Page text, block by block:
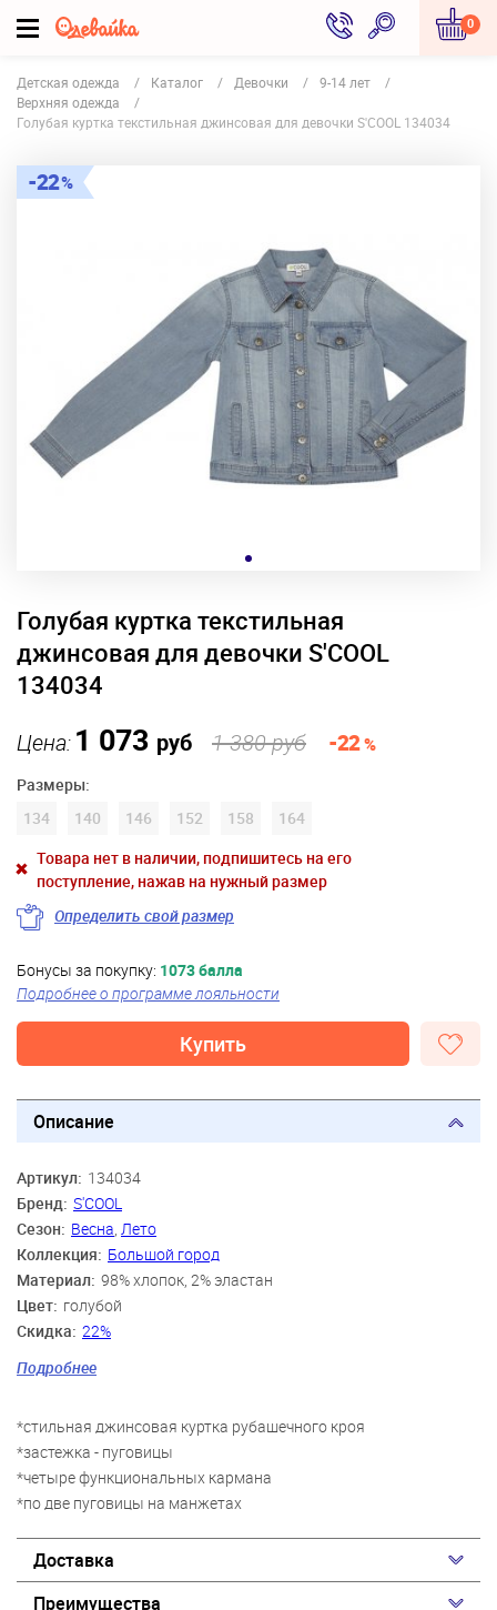
0
Детская одежда Каталог Девочки
9-14 лет
Верхняя одежда
Голубая куртка текстильная джинсовая для девочки S'COOL 134034
22
Голубая куртка текстильная
джинсовая для девочки S'COOL
134034
Цена:1 073 руб 1 380 руб -22%
Размеры:
134
140 146 152 158
164
Товара нет в наличии, подпишитесь на его
поступление, нажав на нужный размер
Определить свой размер
Бонусы за покупку: 1073 балла
Подробнее о программе лояльности
Купить
Описание
Артикул: 134034
Бренд: S'COOL
Сезон: Весна, Лето
Коллекция: Большой город
Материал: 98% хлопок, 2% эластан
Цвет: голубой
Скидка: 22%
Девочки
Возраст: 9 лет, 10 лет, 11 лет, 12 лет, 13 лет, 14 лет
Подробнее
*стильная джинсовая куртка рубашечного кроя
*застежка - пуговицы
*четыре функциональных кармана
*по две пуговицы на манжетах
Доставка
Преимущества